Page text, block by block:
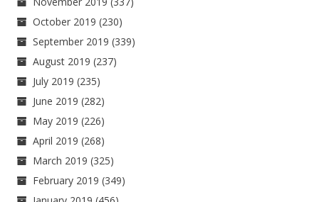
October 2019 (230)
September 2019 (339)
August 2019 (237)
July 2019 (235)
June 2019 (282)
May 2019 (226)
April 2019 (268)
March 2019 (325)
February 2019 (349)